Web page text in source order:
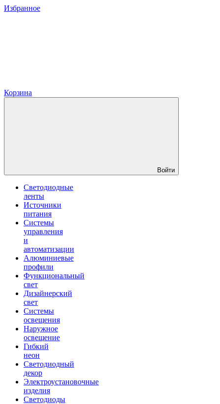
Избранное
Корзина
Войти
Светодиодные
ленты
Источники
питания
Системы
управления
и
автоматизации
Алюминиевые
профили
Функциональный
свет
Дизайнерский
свет
Системы
освещения
Наружное
освещение
Гибкий
неон
Светодиодный
декор
Электроустановочные
изделия
Светодиоды